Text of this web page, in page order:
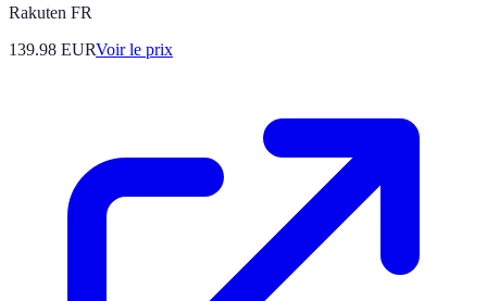
Rakuten FR
139.98 EURVoir le prix